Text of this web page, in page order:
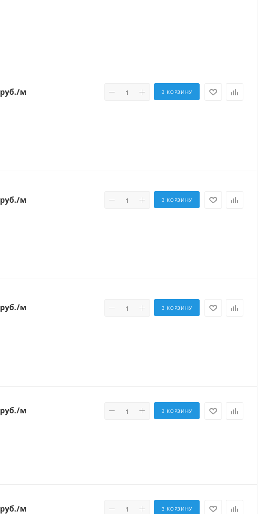
руб./м В КОРЗИНУ
руб./м В КОРЗИНУ
руб./м В КОРЗИНУ
руб./м В КОРЗИНУ
руб./м В КОРЗИНУ